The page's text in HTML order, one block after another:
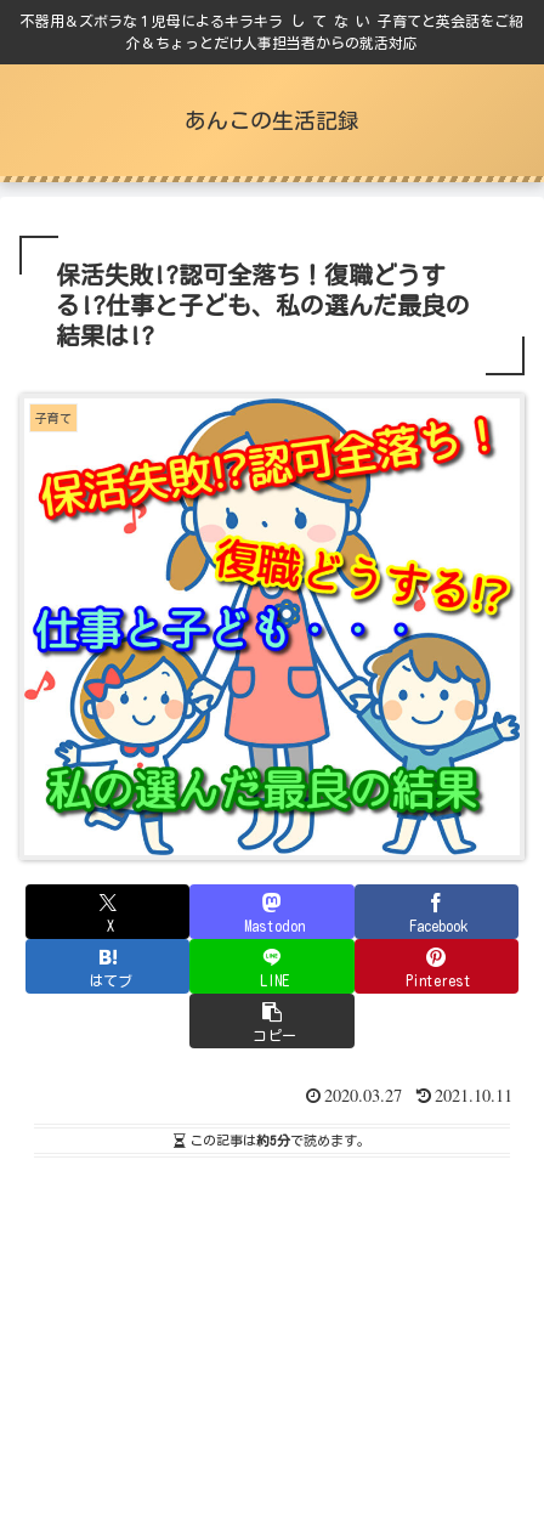
不器用＆ズボラな１児母によるキラキラ し て な い 子育てと英会話をご紹
介＆ちょっとだけ人事担当者からの就活対応
あんこの生活記録
保活失敗!?認可全落ち！復職どうす
る!?仕事と子ども、私の選んだ最良の
結果は!?
子育て
X Mastodon Facebook
はてブ LINE Pinterest
コピー
2020.03.27 2021.10.11
この記事は約5分で読めます。